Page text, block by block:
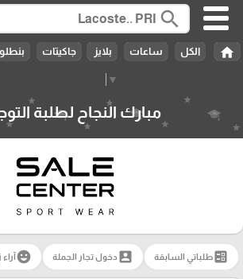
▼
search
home الكل ساعات بلايز جاكيتات
مبارك النجاح لطلبة
ballotطلباتي السابقة account_box دخول تجار الجملة emoji_emotionsآراء